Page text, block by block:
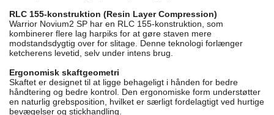
RLC 155-konstruktion (Resin Layer Compression)
Warrior Novium2 SP har en RLC 155-konstruktion, som
kombinerer flere lag harpiks for at gøre staven mere
modstandsdygtig over for slitage. Denne teknologi forlænger
ketcherens levetid, selv under intens brug.
Ergonomisk skaftgeometri
Skaftet er designet til at ligge behageligt i hånden for bedre
håndtering og bedre kontrol. Den ergonomiske form understøtter
en naturlig grebsposition, hvilket er særligt fordelagtigt ved hurtige
bevægelser og stickhandling.